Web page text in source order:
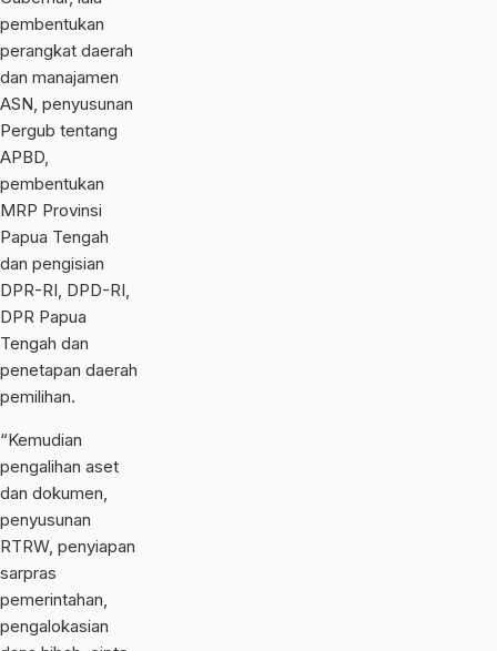
pembentukan
perangkat daerah
dan manajamen
ASN, penyusunan
Pergub tentang
APBD,
pembentukan
MRP Provinsi
Papua Tengah
dan pengisian
DPR-RI, DPD-RI,
DPR Papua
Tengah dan
penetapan daerah
pemilihan.
“Kemudian
pengalihan aset
dan dokumen,
penyusunan
RTRW, penyiapan
sarpras
pemerintahan,
pengalokasian